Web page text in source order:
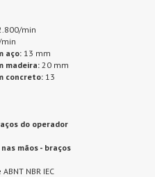
min
min
aço: 13 mm
madeira: 20 mm
concreto: 13
do operador
mãos - braços
NBR IEC